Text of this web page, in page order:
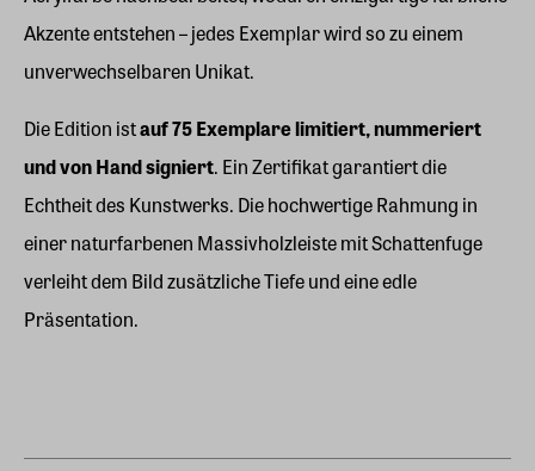
Akzente entstehen – jedes Exemplar wird so zu einem
unverwechselbaren Unikat.
Die Edition istauf 75 Exemplare limitiert, nummeriert
und von Hand signiert. Ein Zertifikat garantiert die
Echtheit des Kunstwerks. Die hochwertige Rahmung in
einer naturfarbenen Massivholzleiste mit Schattenfuge
verleiht dem Bild zusätzliche Tiefe und eine edle
Präsentation.